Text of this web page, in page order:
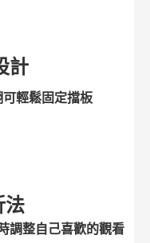
計
輕鬆固定擋板
法
調整自己喜歡的觀看